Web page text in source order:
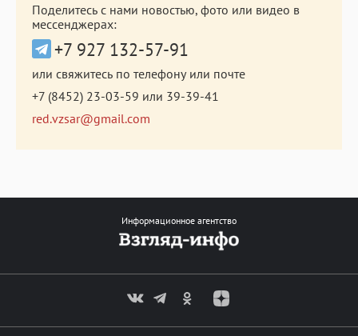
Поделитесь с нами новостью, фото или видео в
мессенджерах:
+7 927 132-57-91
или свяжитесь по телефону или почте
+7 (8452) 23-03-59 или 39-39-41
red.vzsar@gmail.com
Информационное агентство